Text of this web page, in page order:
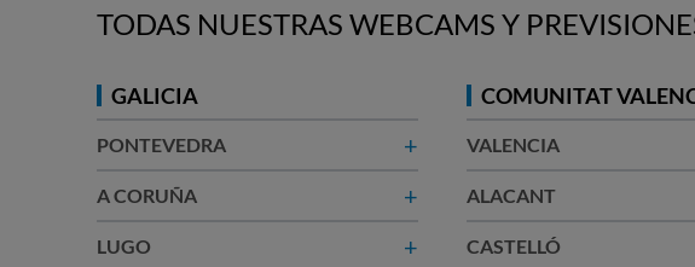
TODAS NUESTRAS WEBCAMS Y
GALICIA
PONTEVEDRA +
A CORUÑA​ +
LUGO +
COMUNITAT
VALENCIA
ALACANT​
CASTELLÓ